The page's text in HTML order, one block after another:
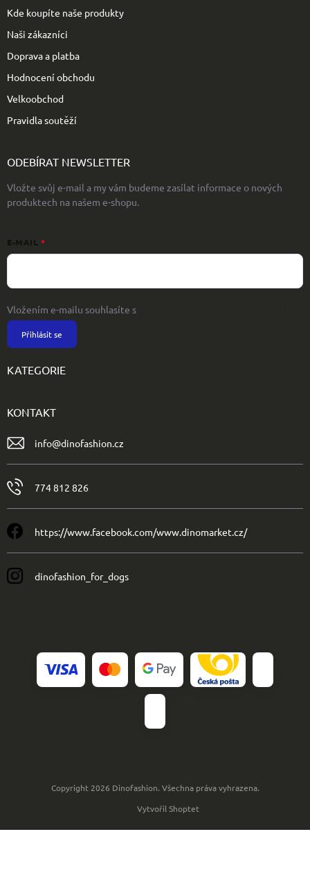
Kde koupíte naše produkty
Naši zákazníci
Doprava a platba
Hodnocení obchodu
Velkoobchod
Pravidla soutěží
ODEBÍRAT NEWSLETTER
Vložte svůj e-mail a my vám budeme zasílat informace o nových
produktech na našem e-shopu.
E-MAIL
Vložením e-mailu souhlasíte s
Přihlásit se
KATEGORIE
KONTAKT
info@dinofashion.cz
774 812 826
https://www.facebook.com/www.dinomarket.cz/
dinofashion_for_dogs
Vytvořil Shoptet
Copyright 2026 Dinofashion. Všechna práva vyhrazena.